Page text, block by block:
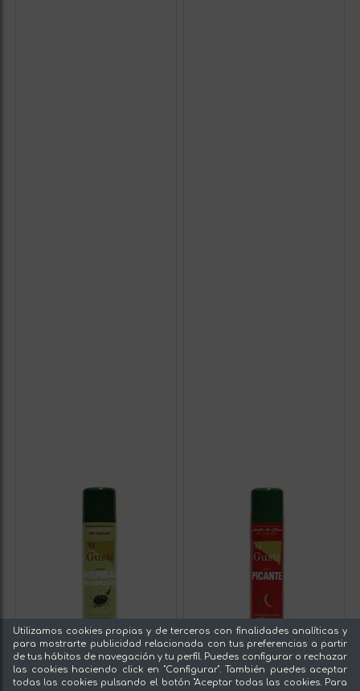
Utilizamos cookies propias y de terceros con finalidades analíticas y
para mostrarte publicidad relacionada con tus preferencias a partir
de tus hábitos de navegación y tu perfil. Puedes configurar o rechazar
las cookies haciendo click en "Configurar". También puedes aceptar
todas las cookies pulsando el botón "Aceptar todas las cookies. Para